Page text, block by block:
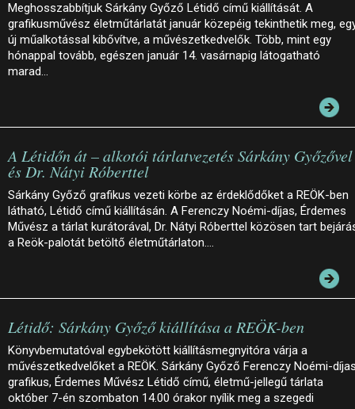
Meghosszabbítjuk Sárkány Győző Létidő című kiállítását. A
grafikusművész életműtárlatát január közepéig tekinthetik meg,
új műalkotással kibővítve, a művészetkedvelők. Több, mint egy
hónappal tovább, egészen január 14. vasárnapig látogatható
marad…
A Létidőn át – alkotói tárlatvezetés Sárkány Győzővel
és Dr. Nátyi Róberttel
Sárkány Győző grafikus vezeti körbe az érdeklődőket a REÖK-ben
látható, Létidő című kiállításán. A Ferenczy Noémi-díjas, Érdemes
Művész a tárlat kurátorával, Dr. Nátyi Róberttel közösen tart
a Reök-palotát betöltő életműtárlaton.…
Létidő: Sárkány Győző kiállítása a REÖK-ben
Könyvbemutatóval egybekötött kiállításmegnyitóra várja a
művészetkedvelőket a REÖK. Sárkány Győző Ferenczy Noémi-
grafikus, Érdemes Művész Létidő című, életmű-jellegű tárlata
október 7-én szombaton 14.00 órakor nyílik meg a szegedi